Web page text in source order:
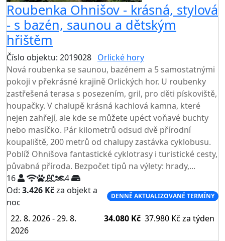
Roubenka Ohnišov - krásná, stylová
- s bazén, saunou a dětským
hřištěm
Číslo objektu: 2019028 Orlické hory
Nová roubenka se saunou, bazénem a 5 samostatnými
pokoji v překrásné krajině Orlických hor. U roubenky
zastřešená terasa s posezením, gril, pro děti pískoviště,
houpačky. V chalupě krásná kachlová kamna, které
nejen zahřejí, ale kde se můžete upéct voňavé buchty
nebo masíčko. Pár kilometrů odsud dvě přírodní
koupaliště, 200 metrů od chalupy zastávka cyklobusu.
Poblíž Ohnišova fantastické cyklotrasy i turistické cesty,
půvabná příroda. Bezpočet tipů na výlety: hrady,...
16
4
Od: 3.426 Kčza objekt a
noc
DENNĚ AKTUALIZOVANÉ TERMÍNY
22. 8. 2026 - 29. 8.
2026
34.080 Kč 37.980 Kč za týden